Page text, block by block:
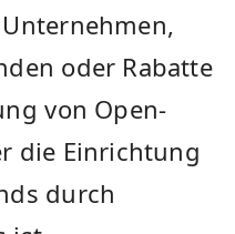
oder ​Rabatte
⁢von Open-
die Einrichtung
durch